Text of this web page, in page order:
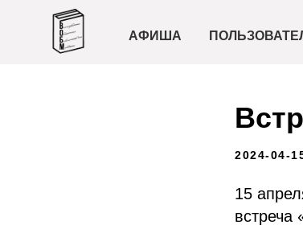
АФИША
2024-04-
15
встреча